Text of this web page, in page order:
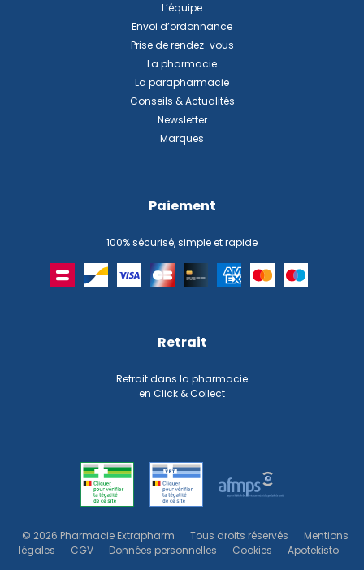
L’équipe
Envoi d’ordonnance
Prise de rendez-vous
La pharmacie
La parapharmacie
Conseils & Actualités
Newsletter
Marques
Paiement
100% sécurisé, simple et rapide
Retrait
Retrait dans la pharmacie
en Click & Collect
© 2026 Pharmacie Extrapharm Tous droits réservés
Mentions
légales
CGV Données personnelles Cookies Apotekisto